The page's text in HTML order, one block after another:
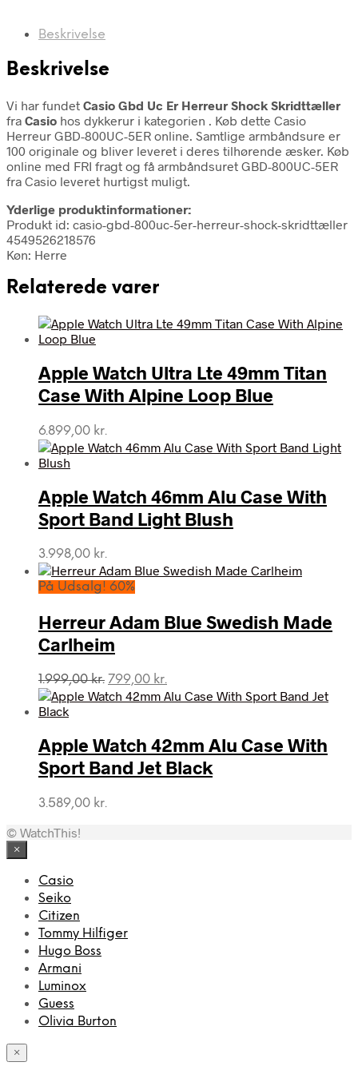
Beskrivelse
Beskrivelse
Vi har fundet Casio Gbd Uc Er Herreur Shock Skridttæller
fra Casio hos dykkerur i kategorien . Køb dette Casio
Herreur GBD-800UC-5ER online. Samtlige armbåndsure er
100 originale og bliver leveret i deres tilhørende æsker. Køb
online med FRI fragt og få armbåndsuret GBD-800UC-5ER
fra Casio leveret hurtigst muligt.
Yderlige produktinformationer:
Produkt id: casio-gbd-800uc-5er-herreur-shock-skridttæller
4549526218576
Køn: Herre
Relaterede varer
Apple Watch Ultra Lte 49mm Titan
Case With Alpine Loop Blue
6.899,00 kr.
Apple Watch 46mm Alu Case With
Sport Band Light Blush
3.998,00 kr.
På Udsalg! 60%
Herreur Adam Blue Swedish Made
Carlheim
1.999,00kr. Den
oprindelige
1.999,00 kr..
799,00 kr.
aktuelle
799,00 kr..
Apple Watch 42mm Alu Case With
Sport Band Jet Black
3.589,00 kr.
© WatchThis!
×
Casio
Seiko
Citizen
Tommy Hilfiger
Hugo Boss
Armani
Luminox
Guess
Olivia Burton
×